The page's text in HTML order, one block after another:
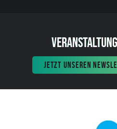
JETZT UNSEREN